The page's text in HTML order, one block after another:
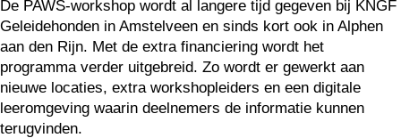
De PAWS-workshop wordt al langere tijd gegeven bij KNGF
Geleidehonden in Amstelveen en sinds kort ook in Alphen
aan den Rijn. Met de extra financiering wordt het
programma verder uitgebreid. Zo wordt er gewerkt aan
nieuwe locaties, extra workshopleiders en een digitale
leeromgeving waarin deelnemers de informatie kunnen
terugvinden.